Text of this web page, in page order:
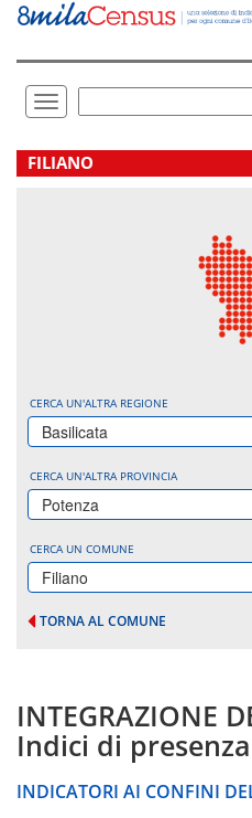
Vai
direttamente
Toggle
navigation
.
FILIANO
CERCA UN'ALTRA REGIONE
Basilicata
CERCA UN'ALTRA PROVINCIA
Potenza
CERCA UN COMUNE
Filiano
TORNA AL COMUNE
INTEGRAZIONE
Indici di
INDICATORI AI CONFINI